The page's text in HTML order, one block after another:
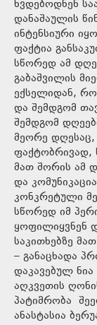
ხვდებოდნენ
დანაშაულის
ინტენსიური
ფაქტია
სწორედ ამ
გაბაშვილის
ექსელიდან,
და შემდგომ
შემდგომ
მეორე
ფაქტობრივად,
მათ შორის ამ
და
კონკრეტული
სწორედ იმ
ყოფილიყვნენ
საკითხებზე
– განაცხადა
დაკავებულ ნია
აღკვეთის
პატიმრობა
ანასტასია